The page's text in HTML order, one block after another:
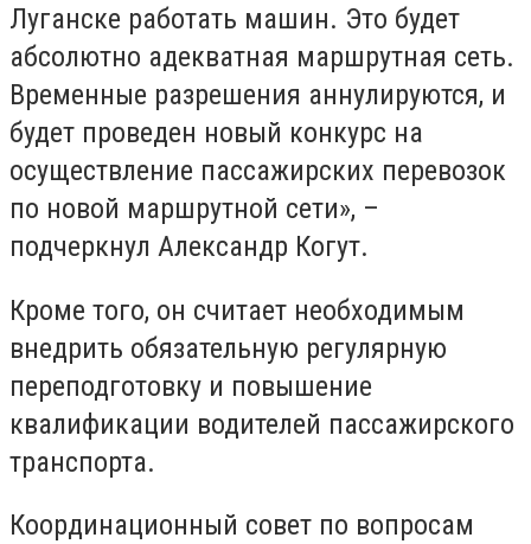
Луганске работать машин. Это будет
абсолютно адекватная маршрутная сеть.
Временные разрешения аннулируются, и
будет проведен новый конкурс на
осуществление пассажирских перевозок
по новой маршрутной сети», –
подчеркнул Александр Когут.
Кроме того, он считает необходимым
внедрить обязательную регулярную
переподготовку и повышение
квалификации водителей пассажирского
транспорта.
Координационный совет по вопросам